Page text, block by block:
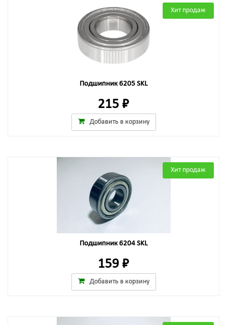
Хит продаж
Подшипник 6205 SKL
215 ₽
Добавить в корзину
Хит продаж
Подшипник 6204 SKL
159 ₽
Добавить в корзину